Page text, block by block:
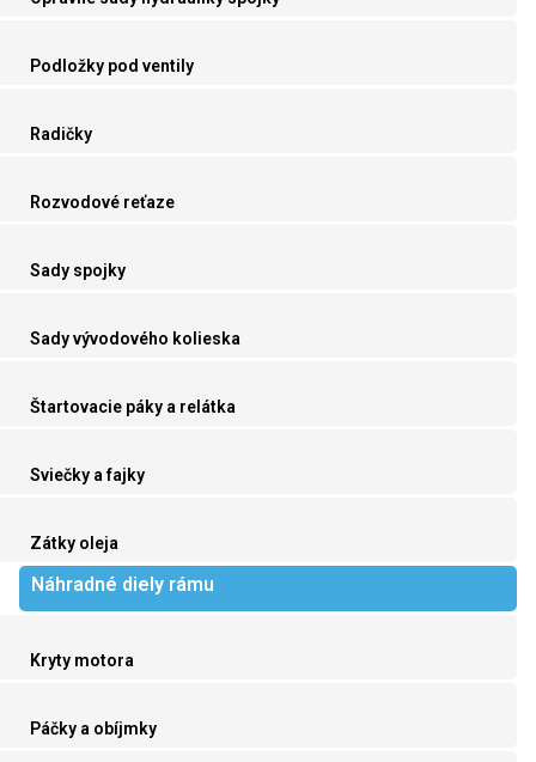
Podložky pod ventily
Radičky
Rozvodové reťaze
Sady spojky
Sady vývodového kolieska
Štartovacie páky a relátka
Sviečky a fajky
Zátky oleja
Náhradné diely rámu
Kryty motora
Páčky a obíjmky